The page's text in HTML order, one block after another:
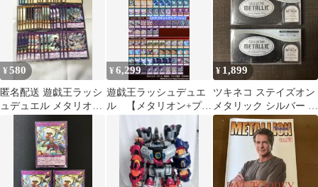
¥580
匿名配送 遊戯王ラッシ
ュデュエル メタリオン
デッキパーツ 48枚 まと
¥6,299
遊戯王ラッシュデュエ
ル 【メタリオン+プリ
40+15+39枚
¥ 1,899
ツキネコ ステイズオン
メタリック シルバー 2
個セット